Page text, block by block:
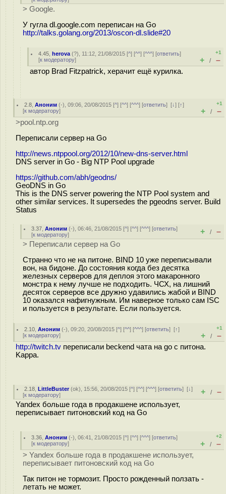
> Google.
У гугла dl.google.com переписан на Go
http://talks.golang.org/2013/oscon-dl.slide#20
4.45 ,herova (?), 11:12, 21/08/2015 [^] [^^] [^^^] [ответить]
[к модератору]
+1
+ / –
автор Brad Fitzpatrick, херачит ещё курилка.
2.8 ,Аноним (-), 09:06, 20/08/2015 [^] [^^] [^^^] [ответить][↓] [↑]
[к модератору]
+1
+ / –
>pool.ntp.org
Переписали сервер на Go
http://news.ntppool.org/2012/10/new-dns-server.html
DNS server in Go - Big NTP Pool upgrade
https://github.com/abh/geodns/
GeoDNS in Go
This is the DNS server powering the NTP Pool system and
other similar services. It supersedes the pgeodns server. Build
Status
3.37 ,Аноним (-), 06:46, 21/08/2015 [^] [^^] [^^^] [ответить]
[к модератору] + / –
> Переписали сервер на Go
Странно что не на питоне. BIND 10 уже переписывали
вон, на бидоне. До состояния когда без десятка
железных серверов для деплоя этого макаронного
монстра к нему лучше не подходить. ЧСХ, на лишний
десяток серверов все дружно удавились жабой и BIND
10 оказался нафигнужным. Им наверное только сам ISC
и пользуется в результате. Если пользуется.
2.10 ,Аноним (-), 09:20, 20/08/2015 [^] [^^] [^^^] [ответить][↑]
[к модератору]
+1
+ / –
http://twitch.tv переписали beckend чата на go c питона.
Kappa.
2.18 ,LittleBuster(ok), 15:56, 20/08/2015 [^] [^^] [^^^] [ответить][↓]
[к модератору] + / –
Yandex больше года в продакшене использует,
переписывает питоновский код на Go
3.36 ,Аноним (-), 06:41, 21/08/2015 [^] [^^] [^^^] [ответить]
[к модератору]
+2
+ / –
> Yandex больше года в продакшене использует,
переписывает питоновский код на Go
Так питон не тормозит. Просто рожденный ползать -
летать не может.